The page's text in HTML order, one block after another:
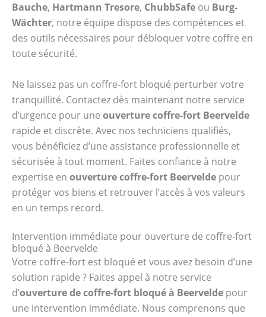
Bauche, Hartmann Tresore, ChubbSafe ou Burg-
Wächter, notre équipe dispose des compétences et
des outils nécessaires pour débloquer votre coffre en
toute sécurité.
Ne laissez pas un coffre-fort bloqué perturber votre
tranquillité. Contactez dès maintenant notre service
d’urgence pour une ouverture coffre-fort Beervelde
rapide et discrète. Avec nos techniciens qualifiés,
vous bénéficiez d’une assistance professionnelle et
sécurisée à tout moment. Faites confiance à notre
expertise en ouverture coffre-fort Beervelde pour
protéger vos biens et retrouver l’accès à vos valeurs
en un temps record.
Intervention immédiate pour ouverture de coffre-fort
bloqué à Beervelde
Votre coffre-fort est bloqué et vous avez besoin d’une
solution rapide ? Faites appel à notre service
d’ouverture de coffre-fort bloqué à Beervelde pour
une intervention immédiate. Nous comprenons que